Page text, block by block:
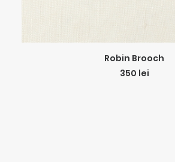
ADD TO CART
Robin Brooch
350 lei